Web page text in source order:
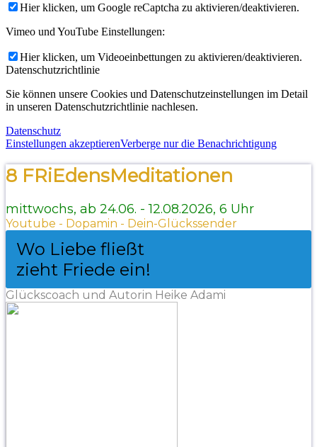
Hier klicken, um Google reCaptcha zu aktivieren/deaktivieren.
Vimeo und YouTube Einstellungen:
Hier klicken, um Videoeinbettungen zu aktivieren/deaktivieren.
Datenschutzrichtlinie
Sie können unsere Cookies und Datenschutzeinstellungen im Detail
in unseren Datenschutzrichtlinie nachlesen.
Datenschutz
Einstellungen akzeptierenVerberge nur die Benachrichtigung
8 FRiEdensMeditationen
mittwochs, ab 24.06. - 12.08.2026, 6 Uhr
Youtube - Dopamin - Dein-Glückssender
Wo Liebe fließt
zieht Friede ein!
Glückscoach und Autorin Heike Adami